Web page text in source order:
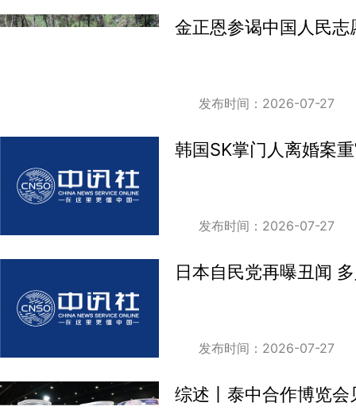
金正恩参谒中国人民志
发布时间：2026-07-27
韩国SK掌门人离婚案
发布时间：2026-07-27
日本自民党再曝丑闻
发布时间：2026-07-27
综述丨泰中合作博览